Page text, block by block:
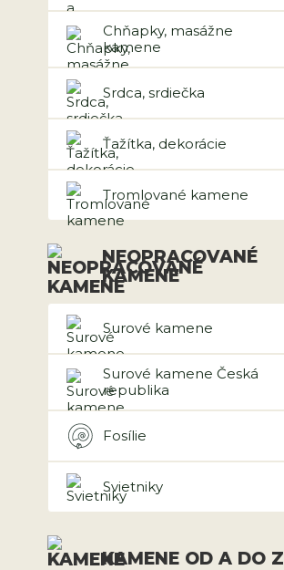
Chňapky, masážne
kamene
Srdca, srdiečka
Ťažítka, dekorácie
Tromlované kamene
NEOPRACOVANÉ
KAMENE
Surové kamene
Surové kamene Česká
republika
Fosílie
Svietniky
KAMENE OD A DO Z